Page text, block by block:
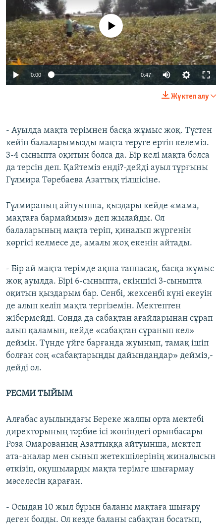
No media source currently available
0:00 0:47
Жүктеп алу
- Ауылда мақта терімнен басқа жұмыс жоқ. Түстен
кейін балаларымызды мақта теруге ертіп келеміз.
3-4 сыныпта оқитын болса да. Бір келі мақта болса
да терсін деп. Қайтеміз енді?-дейді ауыл тұрғыны
Гүлмира Төребаева Азаттық тілшісіне.
Гүлмираның айтуынша, қыздары кейде «мама,
мақтаға бармаймыз» деп жылайды. Ол
балаларының мақта теріп, қиналып жүргенін
көргісі келмесе де, амалы жоқ екенін айтады.
- Бір ай мақта терімде ақша таппасақ, басқа жұмыс
жоқ ауылда. Бірі 6-сыныпта, екіншісі 3-сыныпта
оқитын қыздарым бар. Сенбі, жексенбі күні екеуін
де алып келіп мақта тергіземін. Мектептен
жібермейді. Сонда да сабақтан ағайларынан сұрап
алып қаламын, кейде «сабақтан сұранып кел»
деймін. Түнде үйге барғанда жуынып, тамақ ішіп
болған соң «сабақтарыңды дайындаңдар» дейміз,-
дейді ол.
РЕСМИ ТЫЙЫМ
Алғабас ауылындағы Береке жалпы орта мектебі
директорының тәрбие ісі жөніндегі орынбасары
Роза Омарованың Азаттыққа айтуынша, мектеп
ата-аналар мен сынып жетекшілерінің жиналысын
өткізіп, оқушыларды мақта терімге шығармау
мәселесін қараған.
- Осыдан 10 жыл бұрын баланы мақтаға шығару
деген болды. Ол кезде баланы сабақтан босатып,